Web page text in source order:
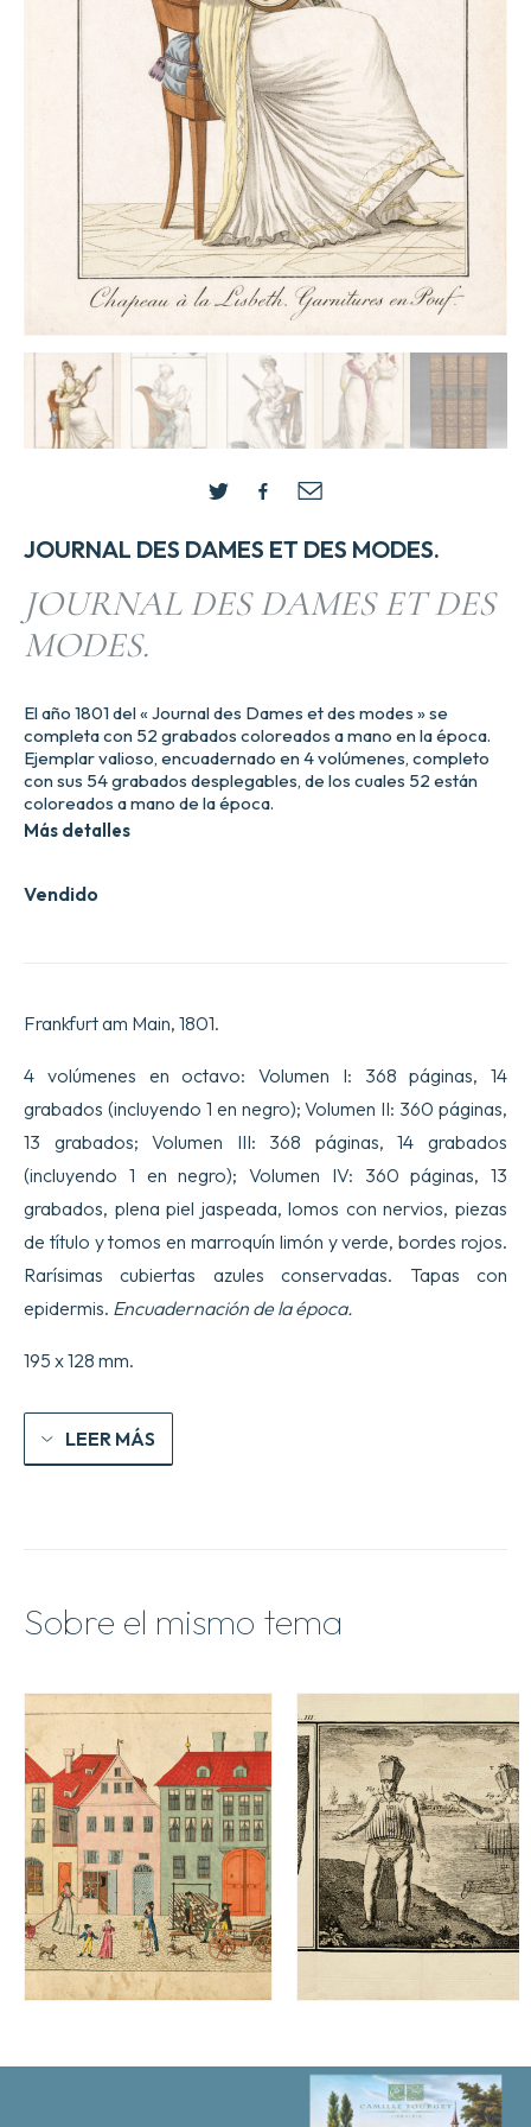
JOURNAL DES DAMES ET DES MODES.
JOURNAL DES DAMES ET DES
MODES.
Vendido
El año 1801 del « Journal des Dames et des modes » se
completa con 52 grabados coloreados a mano en la época.
Ejemplar valioso, encuadernado en 4 volúmenes, completo
con sus 54 grabados desplegables, de los cuales 52 están
coloreados a mano de la época.
Más detalles
Frankfurt am Main, 1801.
4 volúmenes en octavo: Volumen I: 368 páginas, 14
grabados (incluyendo 1 en negro); Volumen II: 360 páginas,
13 grabados; Volumen III: 368 páginas, 14 grabados
(incluyendo 1 en negro); Volumen IV: 360 páginas, 13
grabados, plena piel jaspeada, lomos con nervios, piezas
de título y tomos en marroquín limón y verde, bordes rojos.
Rarísimas cubiertas azules conservadas. Tapas con
epidermis. Encuadernación de la época.
195 x 128 mm.
LEER MÁS
Sobre el mismo tema